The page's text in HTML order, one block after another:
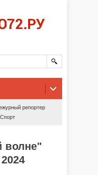
репортер
Спорт
волне"